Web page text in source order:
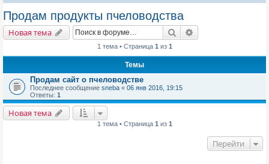
Продам продукты пчеловодства
Новая тема Поиск
1 тема • Страница 1 из 1
Темы
Продам сайт о пчеловодстве
Последнее сообщение sneba « 06 янв 2016, 19:15
Ответы: 1
Новая тема
1 тема • Страница 1 из 1
Перейти